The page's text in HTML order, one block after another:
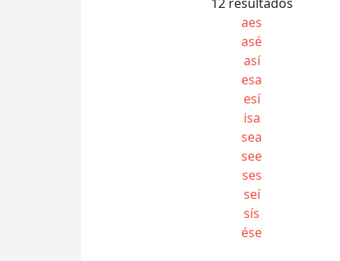
aes
asé
así
esa
esí
isa
sea
see
ses
seí
sís
ése